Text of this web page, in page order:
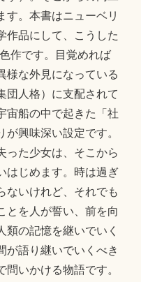
す。本書はニューベリ
作品にして、こうした
作です。目覚めれば
様な外見になっている
団人格）に支配されて
宙船の中で起きた「社
興味深い設定です。
った少女は、そこから
はじめます。時は過ぎ
ないけれど、それでも
とを人が誓い、前を向
類の記憶を継いでいく
が語り継いでいくべき
いかける物語です。